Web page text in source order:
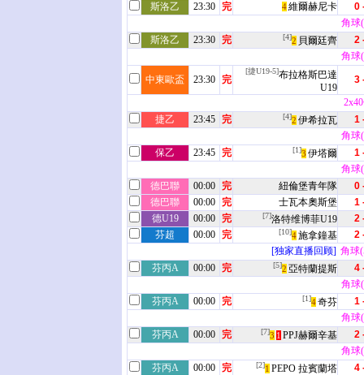
斯洛乙
23:30 完 4維爾赫尼卡
0
角球
斯洛乙
23:30 完 [4]2 貝爾廷齊
2
角球
中東歐盃 23:30 完
[捷U19-5]布拉格斯巴達
U19
3
捷乙
23:45 完 [4]2 伊希拉瓦
1
角球
保乙
23:45 完 [1]3 伊塔爾
1
角球
德巴聯
00:00 完 紐倫堡青年隊
0
德巴聯
00:00 完 士瓦本奧斯堡
1
德U19
00:00 完 [7]洛特维博菲U19
2
芬超
00:00 完 [10]4施拿鐘基
2
[独家直播回顾] 角球
芬丙A
00:00 完 [5]2 亞特蘭提斯
4
角球
芬丙A
00:00 完 [1]4奇芬
1
角球
芬丙A
00:00 完 [7]3 1 PPJ赫爾辛基
2
角球
芬丙A
00:00 完 [2]1 PEPO 拉賓蘭塔
4